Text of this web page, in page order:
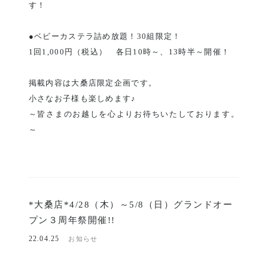
す！
●ベビーカステラ詰め放題！30組限定！
1回1,000円（税込） 各日10時～、13時半～開催！
掲載内容は大桑店限定企画です。
小さなお子様も楽しめます♪
～皆さまのお越しを心よりお待ちいたしております。
～
*大桑店*4/28（木）～5/8（日）グランドオー
プン３周年祭開催!!
22.04.25 お知らせ